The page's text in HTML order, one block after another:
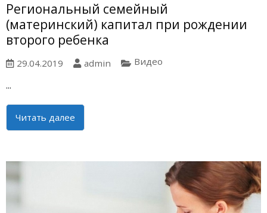
Региональный семейный
(материнский) капитал при рождении
второго ребенка
29.04.2019 admin Видео
...
Читать далее